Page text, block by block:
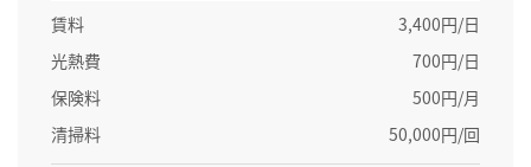
賃料
3,400円/日
光熱費
700円/日
保険料
500円/月
清掃料
50,000円/回